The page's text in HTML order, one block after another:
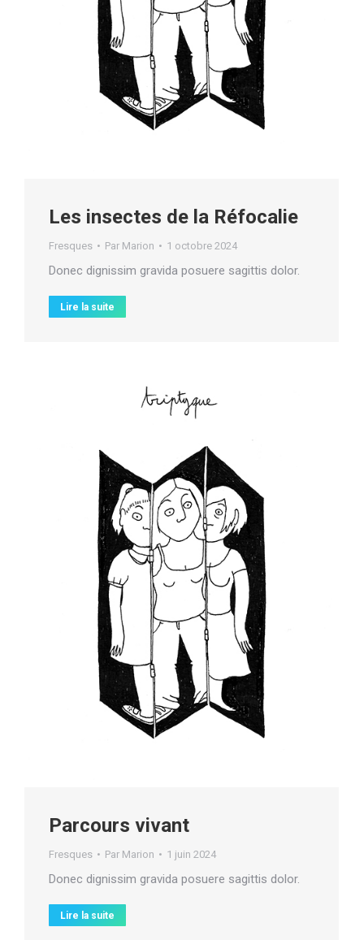
Les insectes de la Réfocalie
Fresques Par Marion 1 octobre 2024
Donec dignissim gravida posuere sagittis dolor.
Lire la suite
Parcours vivant
Fresques Par Marion 1 juin 2024
Donec dignissim gravida posuere sagittis dolor.
Lire la suite